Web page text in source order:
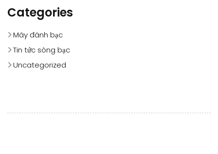
Categories
Máy đánh bạc
Tin tức sòng bạc
Uncategorized